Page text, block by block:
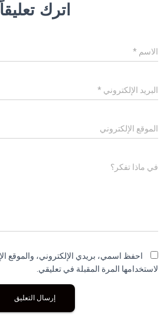
اترك تعليقاً
الاسم *
البريد الإلكتروني *
الموقع الإلكتروني
في ماذا تفكر؟
احفظ اسمي، بريدي الإلكتروني، والموقع
لاستخدامها المرة المقبلة في تعليقي.